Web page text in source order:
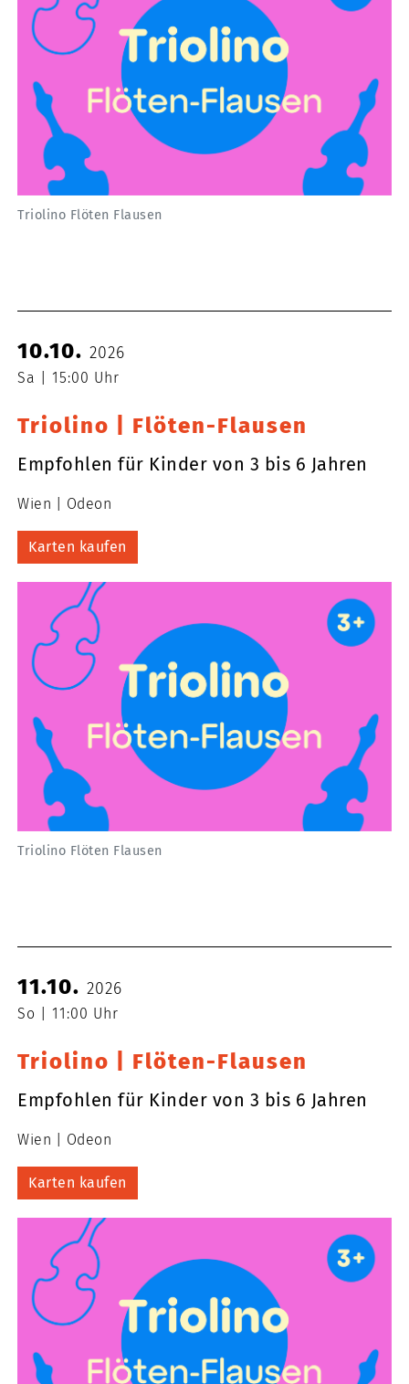
Triolino Flöten Flausen
10.10.2026
Sa 15:00 Uhr
Triolino | Flöten-Flausen
Empfohlen für Kinder von 3 bis 6 Jahren
Wien Odeon
Karten kaufen
Triolino Flöten Flausen
11.10.2026
So 11:00 Uhr
Triolino | Flöten-Flausen
Empfohlen für Kinder von 3 bis 6 Jahren
Wien Odeon
Karten kaufen